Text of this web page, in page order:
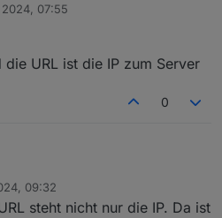
07:55
URL ist die IP zum Server
0
und die URL ist die IP zum Server
09:32
steht nicht nur die IP. Da ist